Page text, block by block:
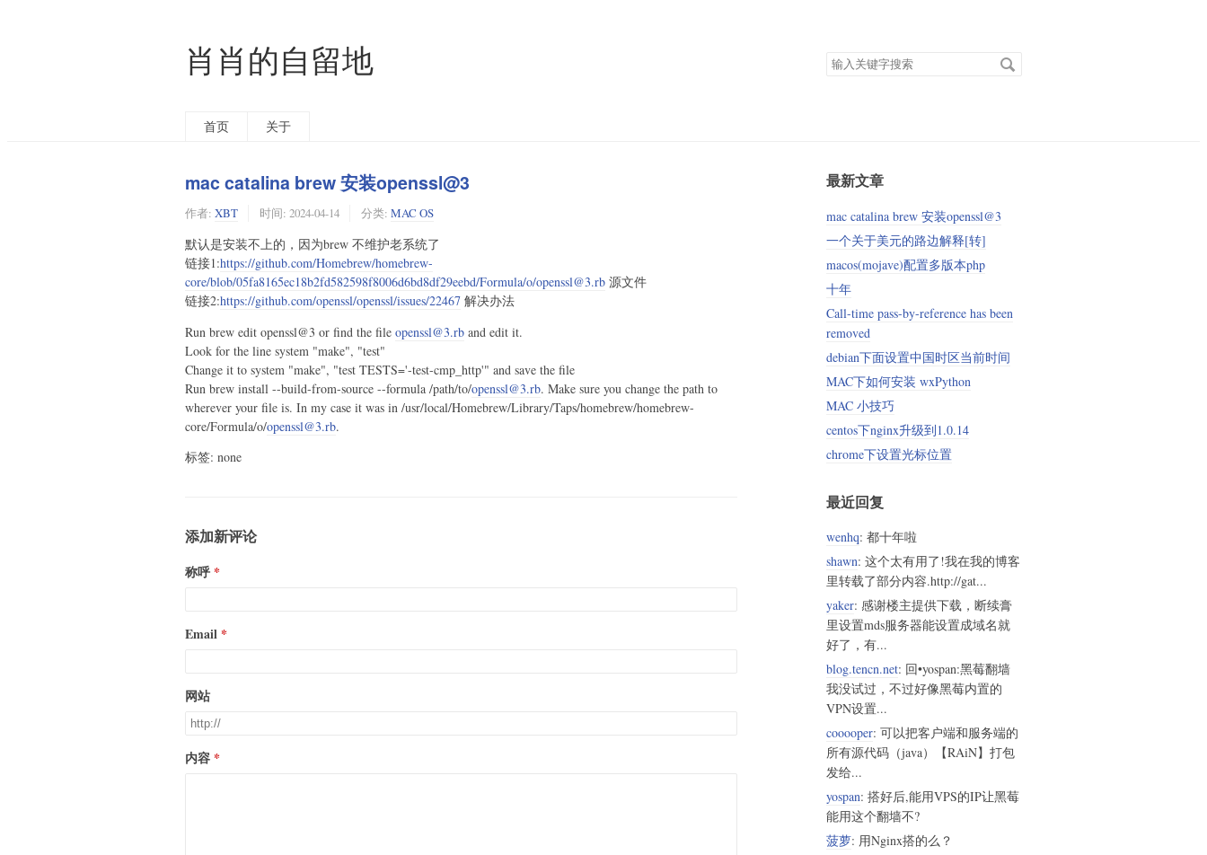
肖肖的自留地
搜
首页 关于
mac catalina brew 安装openssl@3
作者: XBT 时间: 2024-04-14 分类: MAC OS
默认是安装不上的，因为brew 不维护老系统了
链接1:https://github.com/Homebrew/homebrew-
core/blob/05fa8165ec18b2fd582598f8006d6bd8df29eebd/Formula/o/openssl@3.rb 源文件
链接2:https://github.com/openssl/openssl/issues/22467 解决办法
Run brew edit openssl@3 or find the file openssl@3.rb and edit it.
Look for the line system "make", "test"
Change it to system "make", "test TESTS='-test-cmp_http'" and save the file
Run brew install --build-from-source --formula /path/to/openssl@3.rb. Make sure you change the path to
wherever your file is. In my case it was in /usr/local/Homebrew/Library/Taps/homebrew/homebrew-
core/Formula/o/openssl@3.rb.
标签: none
添加新评论
称呼
Email
网站
内容
最新文章
mac catalina brew 安装openssl@3
一个关于美元的路边解释[转]
macos(mojave)配置多版本php
十年
Call-time pass-by-reference has been
removed
debian下面设置中国时区当前时间
MAC下如何安装 wxPython
MAC 小技巧
centos下nginx升级到1.0.14
chrome下设置光标位置
最近回复
wenhq: 都十年啦
shawn: 这个太有用了!我在我的博客
里转载了部分内容.http://gat...
yaker: 感谢楼主提供下载，断续膏
里设置mds服务器能设置成域名就
好了，有...
blog.tencn.net: 回•yospan:黑莓翻墙
我没试过，不过好像黑莓内置的
VPN设置...
cooooper: 可以把客户端和服务端的
所有源代码（java）【RAiN】打包
发给...
yospan: 搭好后,能用VPS的IP让黑莓
能用这个翻墙不?
菠萝: 用Nginx搭的么？